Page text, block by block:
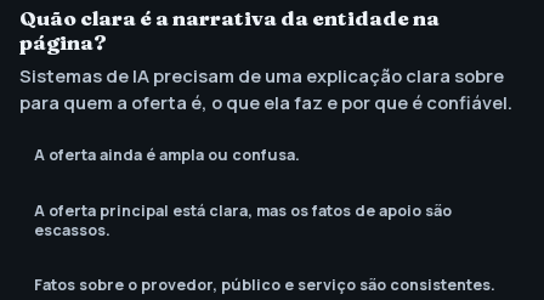
revisão para atualidade
e afirmações?
Quão clara é a narrativa da entidade na
página?
Sistemas de IA precisam de uma explicação clara sobre
para quem a oferta é, o que ela faz e por que é confiável.
A oferta ainda é ampla ou confusa.
A oferta principal está clara, mas os fatos de apoio são
escassos.
Fatos sobre o provedor, público e serviço são consistentes.